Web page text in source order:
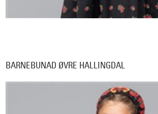
BARNEBUNAD ØVRE HALLINGDAL